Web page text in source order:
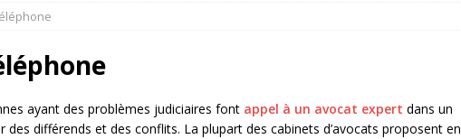
3, 2026 ]
31, 2026 ]
2026 ] Les meilleurs conseils des avocats succession Paris pour 2026 AVOCAT
ayant des problèmes judiciaires font appel à un avocat expert dans un
des différends et des conflits. La plupart des cabinets d’avocats proposent en